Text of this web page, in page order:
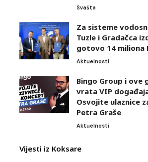
Svašta
Za sisteme
Tuzle i Gradačca
gotovo 14 miliona
Aktuelnosti
Bingo Group i ove
vrata VIP
Osvojite ulaznice
Petra Graše
Aktuelnosti
Vijesti iz Koksare